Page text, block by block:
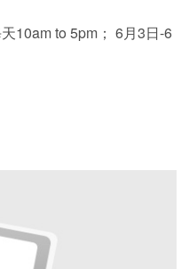
10am to 5pm； 6月3日-6